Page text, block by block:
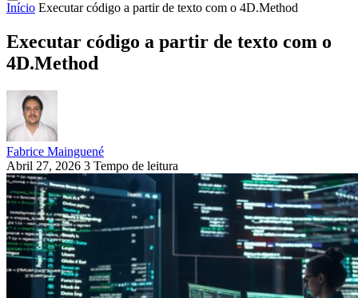
Início Executar código a partir de texto com o 4D.Method
Executar código a partir de texto com o
4D.Method
Fabrice Mainguené
Abril 27, 2026 3 Tempo de leitura